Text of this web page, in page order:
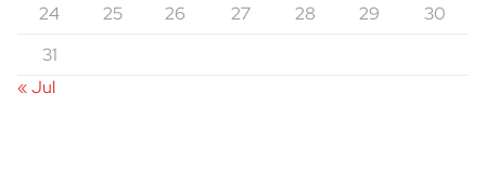
24
25 26 27 28 29
30
31
« Jul